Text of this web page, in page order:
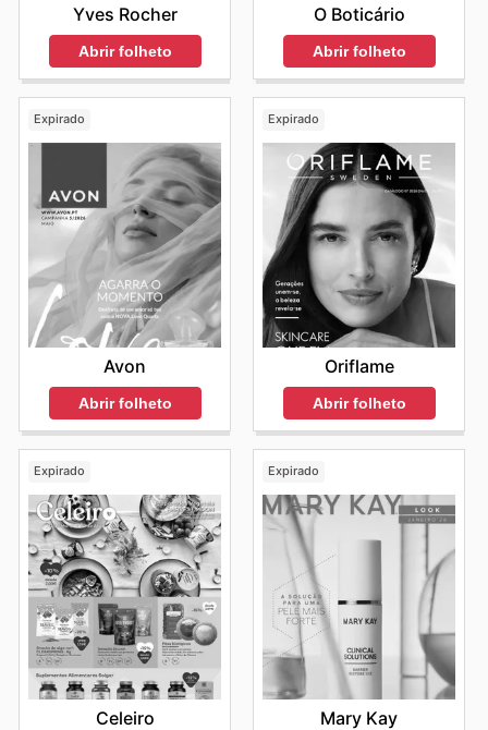
Yves Rocher
Abrir folheto
O Boticário
Abrir folheto
Expirado
Avon
Abrir folheto
Expirado
Oriflame
Abrir folheto
Expirado
Celeiro
Expirado
Mary Kay